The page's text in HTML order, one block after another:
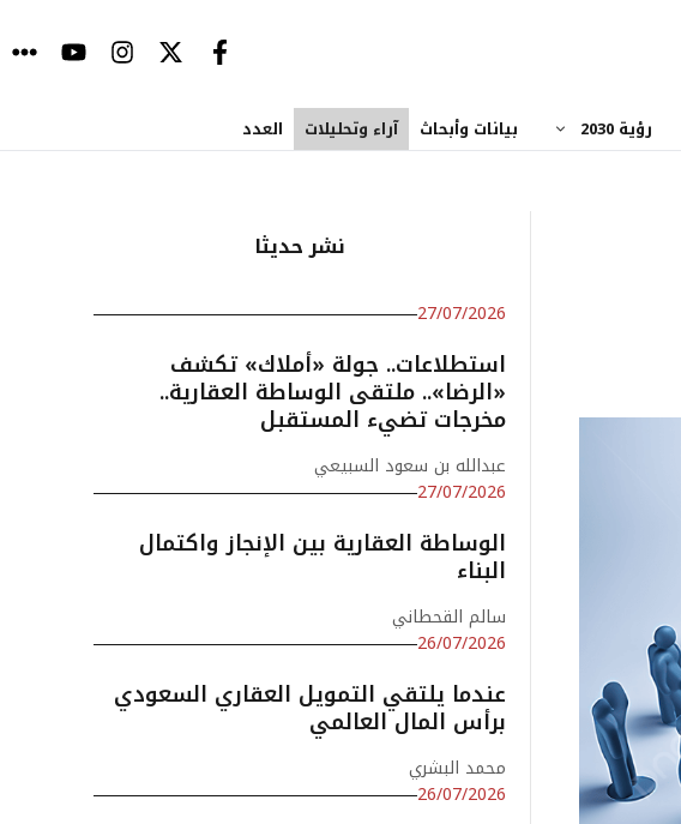
رؤية 2030 بيانات وأبحاث آراء وتحليلات العدد
نشر حديثا
27/07/2026
استطلاعات.. جولة «أملاك» تكشف
«الرضا».. ملتقى الوساطة العقارية..
مخرجات تضيء المستقبل
عبدالله بن سعود السبيعي
27/07/2026
الوساطة العقارية بين الإنجاز واكتمال
البناء
سالم القحطاني
26/07/2026
عندما يلتقي التمويل العقاري السعودي
برأس المال العالمي
محمد البشري
26/07/2026